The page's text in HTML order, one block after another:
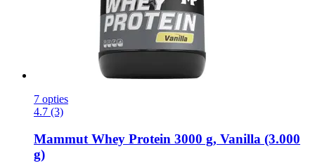
7 opties
4.7 (3)
Mammut Whey Protein 3000 g, Vanilla (3.000
g)